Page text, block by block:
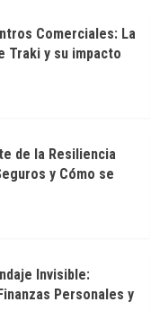
Comerciales: La
Traki y su impacto
de la Resiliencia
y Cómo se
Invisible:
Personales y